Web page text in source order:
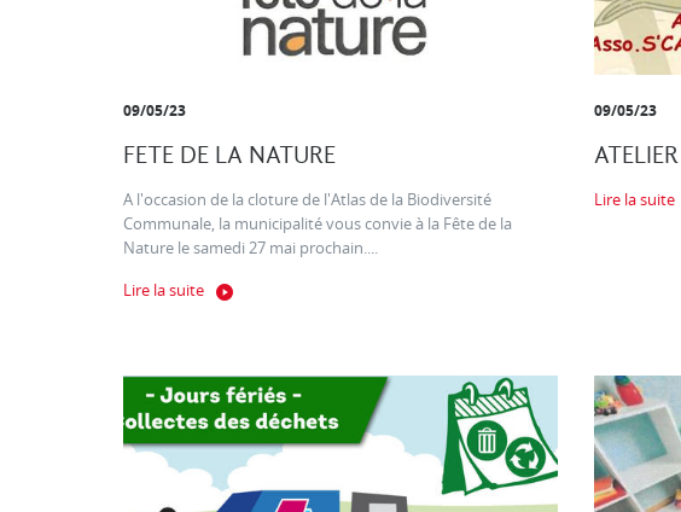
09/05/23
FETE DE LA NATURE
A l'occasion de la cloture de l'Atlas de la Biodiversité
Communale, la municipalité vous convie à la Fête de la
Nature le samedi 27 mai prochain....
Lire la suite
09/05/23
Lire la suite